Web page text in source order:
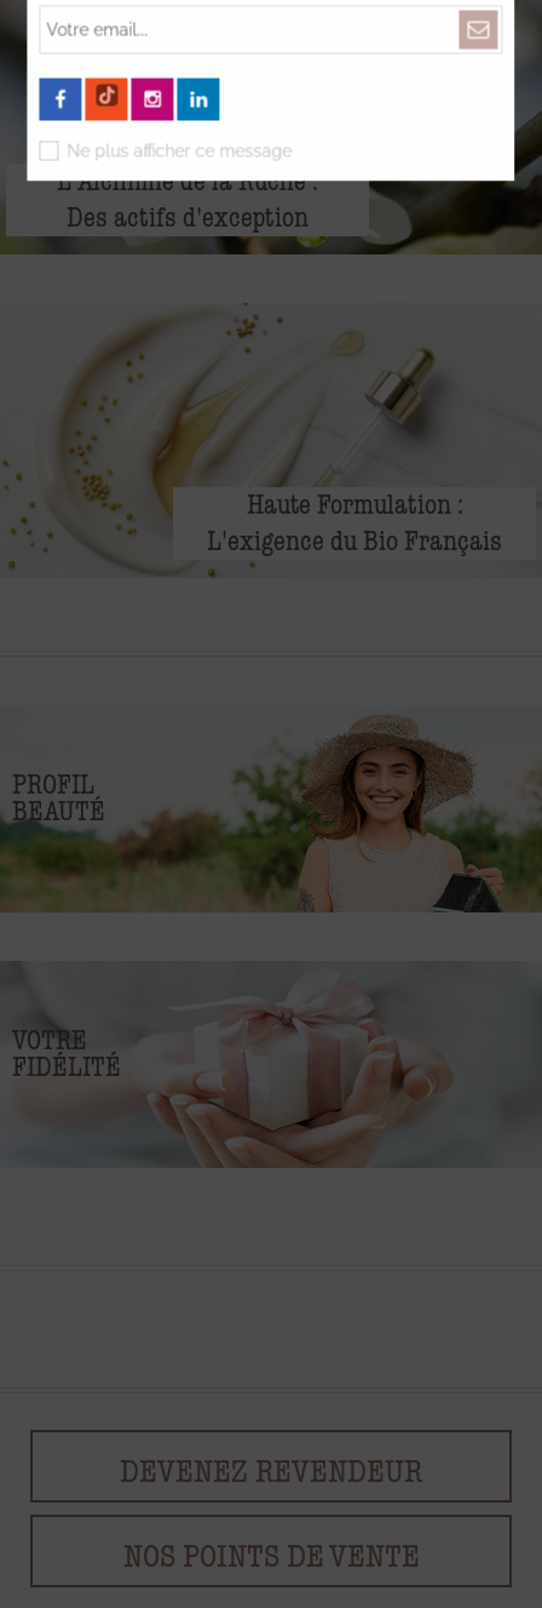
L'Alchimie de la Ruche :
Des actifs d'exception
Haute Formulation :
L'exigence du Bio Français
PROFIL
BEAUTÉ
VOTRE
FIDÉLITÉ
DEVENEZ REVENDEUR
NOS POINTS DE VENTE
Ne plus afficher ce message